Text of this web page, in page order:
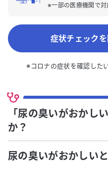
※一部の医療機関で対
症状チェックを
※コロナの症状を確認した
「尿の臭いがおかし
か？
尿の臭いがおかしい